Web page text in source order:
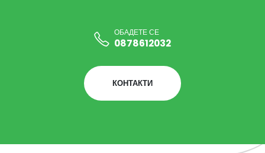
ОБАДЕТЕ СЕ
0878612032
КОНТАКТИ